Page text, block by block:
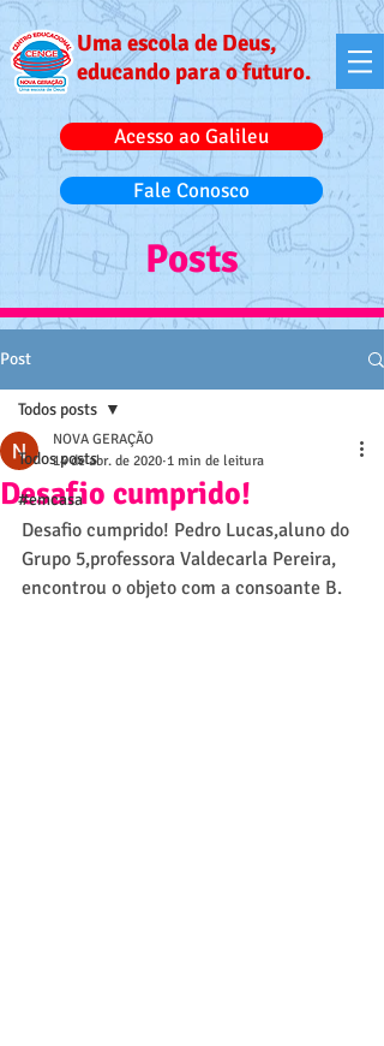
Uma escola de Deus,
educando para o futuro.
Acesso ao Galileu
Fale Conosco
Posts
Post
Todos posts
#emcasa
Todos posts
Desafio cumprido!
NOVA GERAÇÃO
14 de abr. de 2020 1 min de leitura
Desafio cumprido! Pedro Lucas,aluno do
Grupo 5,professora Valdecarla Pereira,
encontrou o objeto com a consoante B.